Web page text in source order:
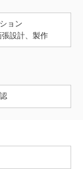
ョン
設計、製作